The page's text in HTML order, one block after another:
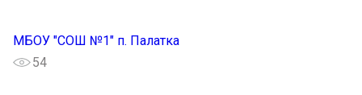
МБОУ "СОШ №1" п. Палатка
54